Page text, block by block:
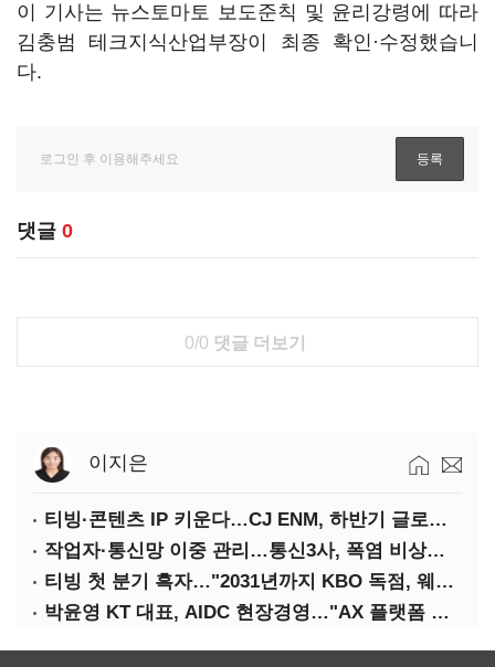
이 기사는 뉴스토마토 보도준칙 및 윤리강령에 따라
김충범 테크지식산업부장이 최종 확인·수정했습니
다.
댓글 0
0/0 댓글 더보기
이지은
티빙·콘텐츠 IP 키운다…CJ ENM, 하반기 글로벌 확장 가속
작업자·통신망 이중 관리…통신3사, 폭염 비상대응 돌입
티빙 첫 분기 흑자…"2031년까지 KBO 독점, 웨이브 합병도 속도"
박윤영 KT 대표, AIDC 현장경영…"AX 플랫폼 핵심 인프라로 키운다"